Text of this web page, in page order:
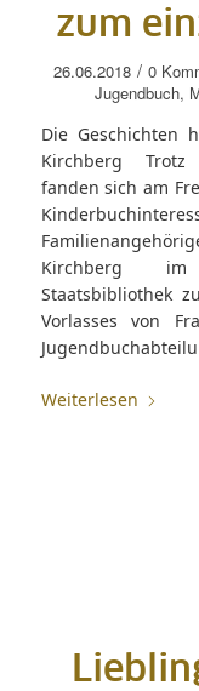
zum
26.06.2018 / 0
Jugendbuch,
Die Geschichten
Kirchberg Trotz
fanden sich am
Kirchberg im
Staatsbibliothek
Vorlasses von
Weiterlesen